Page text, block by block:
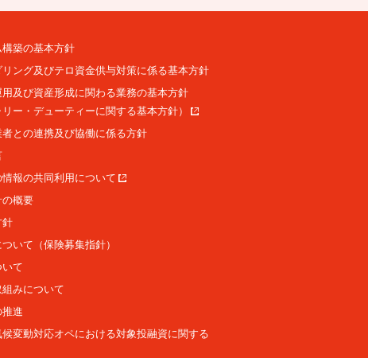
築の基本方針
ング及びテロ資金供与対策に係る基本方針
及び資産形成に関わる業務の基本方針
リー・デューティーに関する基本方針）
との連携及び協働に係る方針
報の共同利用について
概要
針
いて（保険募集指針）
て
みについて
進
候変動対応オペにおける対象投融資に関する